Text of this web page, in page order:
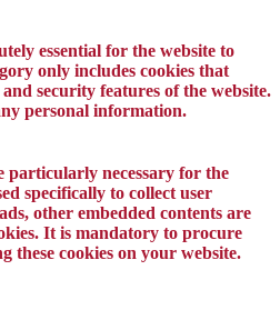
essential for the website to
only includes cookies that
security features of the website.
personal information.
particularly necessary for the
specifically to collect user
other embedded contents are
It is mandatory to procure
these cookies on your website.